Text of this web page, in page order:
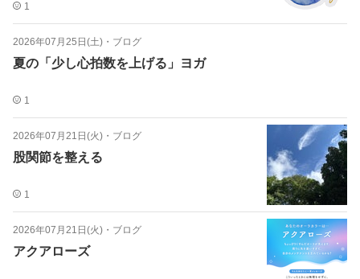
1
2026年07月25日(土) ・ ブログ
夏の「少し心拍数を上げる」ヨガ
1
2026年07月21日(火) ・ ブログ
股関節を整える
1
2026年07月21日(火) ・ ブログ
アクアローズ